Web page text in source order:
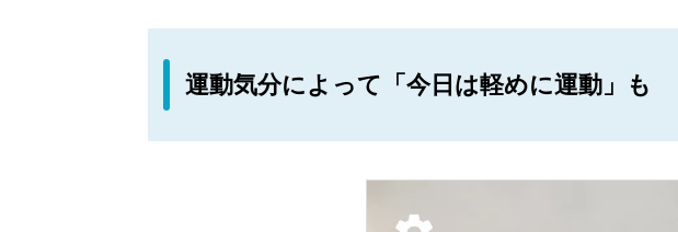
運動気分によって「今日は軽めに運動」も